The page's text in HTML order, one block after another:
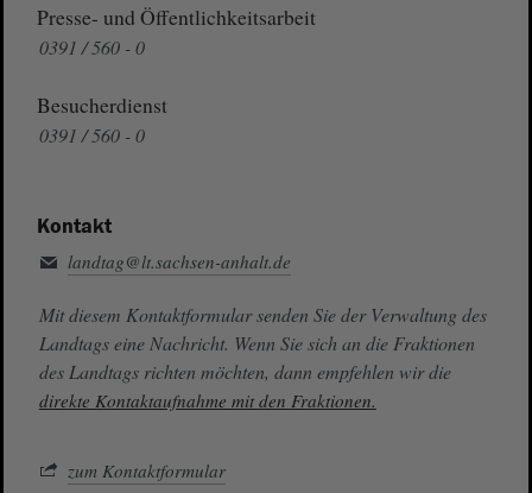
Presse- und Öffentlichkeitsarbeit
0391 / 560 - 0
Besucherdienst
0391 / 560 - 0
Kontakt
landtag@lt.sachsen-anhalt.de
Mit diesem Kontaktformular senden Sie der Verwaltung des
Landtags eine Nachricht. Wenn Sie sich an die Fraktionen
des Landtags richten möchten, dann empfehlen wir die
direkte Kontaktaufnahme mit den Fraktionen.
zum Kontaktformular